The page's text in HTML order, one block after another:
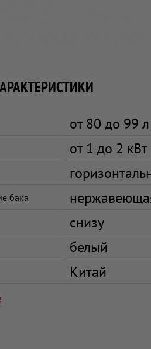
от 80 до 99 л
от 1 до 2 кВт
бака
снизу
белый
Китай